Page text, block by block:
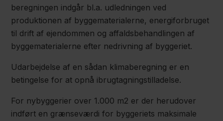
beregningen indgår bl.a. udledningen ved
produktionen af byggematerialerne, energiforbruget
til drift af ejendommen og affaldsbehandlingen af
byggematerialerne efter nedrivning af byggeriet.
Udarbejdelse af en sådan klimaberegning er en
betingelse for at opnå ibrugtagningstilladelse.
For nybyggerier over 1.000 m2 er der herudover
indført en grænseværdi for byggeriets maksimale